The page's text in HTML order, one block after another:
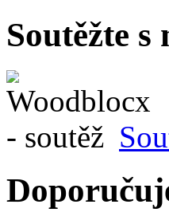
Soutěžte s